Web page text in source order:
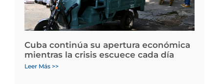
Cuba continúa su apertura económica
mientras la crisis escuece cada día
Leer Más >>